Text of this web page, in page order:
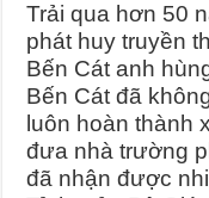
Trải qua hơn 50
phát huy truyền
Bến Cát anh
Bến Cát đã
luôn hoàn thành
đưa nhà trường
đã nhận được